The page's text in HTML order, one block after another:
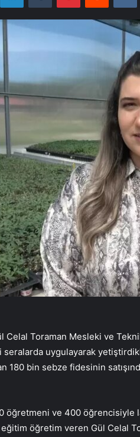
Celal Toraman Mesleki ve
uygulayarak
180 bin sebze fidesinin
öğretmeni ve 400 öğrencisiyle
öğretim veren Gül Celal